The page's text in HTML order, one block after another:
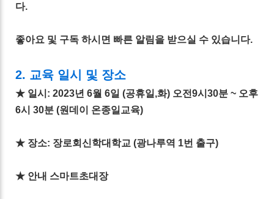
다.
좋아요 및 구독 하시면 빠른 알림을 받으실 수 있습니다.
2. 교육 일시 및 장소
★ 일시: 2023년 6월 6일 (공휴일,화) 오전9시30분 ~ 오후
6시 30분 (원데이 온종일교육)
★ 장소: 장로회신학대학교 (광나루역 1번 출구)
★ 안내 스마트초대장